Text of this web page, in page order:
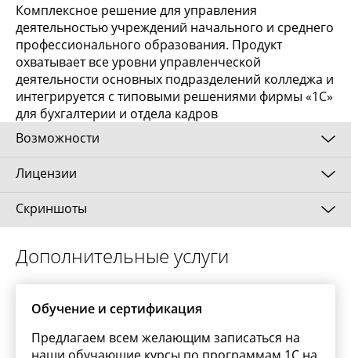
Комплексное решение для управления
деятельностью учреждений начального и среднего
профессионального образования. Продукт
охватывает все уровни управленческой
деятельности основных подразделений колледжа и
интегрируется с типовыми решениями фирмы «1С»
для бухгалтерии и отдела кадров
Возможности
Контроль ключевых показателей деятельности:
Количество студентов, учебных групп в разрезе
видов финансирования, форм обучения,
Качественная и абсолютная успеваемость в
Динамика изменения показателей.
Показатели посещаемости в разрезе групп,
специальностей и отделений. Динамика
Лицензии
Клиентские лицензии (дополнительные
«1С:Предприятии 8» предоставляют пользователю
право работать с произвольным числом основных
поставок, поэтому для использования новых
прикладных решений на тех же рабочих местах
требуется приобрести лишь основную поставку,
включающую новую конфигурацию. Тем самым
обеспечивается независимая масштабируемость
Скриншоты
Дополнительные услуги
Обучение и сертификация
Предлагаем всем желающим записаться на